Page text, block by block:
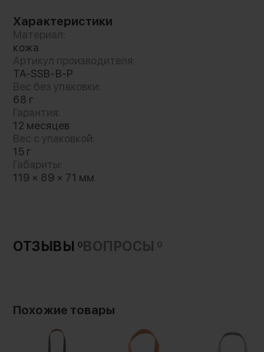
Характеристики
Материал:
кожа
Артикул производителя:
TA-SSB-B-P
Вес без упаковки:
68 г
Гарантия:
12 месяцев
Вес с упаковкой:
15 г
Габариты:
119 × 89 × 71 мм
ОТЗЫВЫ 0ВОПРОСЫ 0
Похожие товары